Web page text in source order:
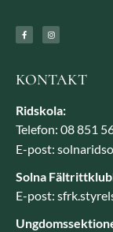
KONTAKT
Ridskola:
Telefon: 08 851
E-post:
Solna
E-post: